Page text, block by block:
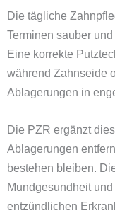
Die tägliche
Terminen sauber
Eine korrekte
während Zahnseide
Ablagerungen in
Die PZR ergänzt
Ablagerungen
bestehen bleiben.
Mundgesundheit
entzündlichen